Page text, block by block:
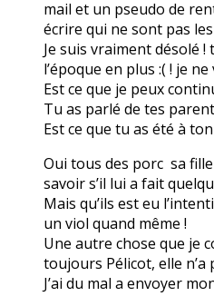
mail et un pseudo de
écrire qui ne sont pas
Je suis vraiment désolé !
l’époque en plus :( ! je
Est ce que je peux
Tu as parlé de tes
Est ce que tu as été à
Oui tous des porc sa
savoir s’il lui a fait
Mais qu’ils est eu
un viol quand même !
Une autre chose que je
toujours Pélicot, elle n’a
J’ai du mal a envoyer